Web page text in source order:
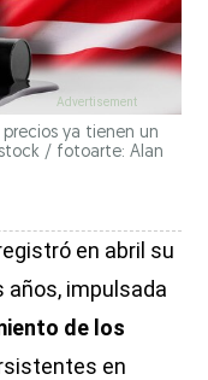
ya tienen un
/ fotoarte: Alan
en abril su
años, impulsada
de los
en